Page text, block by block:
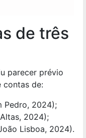
de três
parecer prévio
contas de:
Pedro, 2024);
2024);
Lisboa, 2024).